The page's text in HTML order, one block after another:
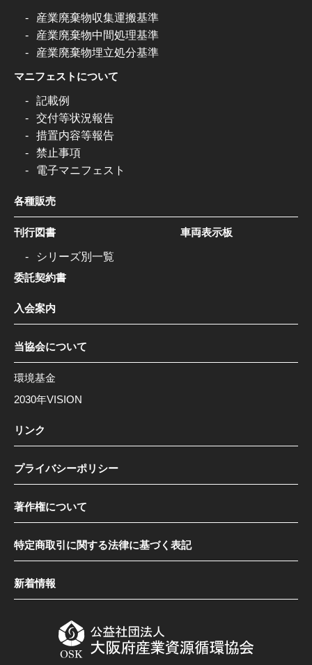
産業廃棄物収集運搬基準
産業廃棄物中間処理基準
産業廃棄物埋立処分基準
マニフェストについて
記載例
交付等状況報告
措置内容等報告
禁止事項
電子マニフェスト
各種販売
刊行図書
シリーズ別一覧
委託契約書
車両表示板
入会案内
当協会について
環境基金
2030年VISION
リンク
プライバシーポリシー
著作権について
特定商取引に関する法律に基づく表記
新着情報